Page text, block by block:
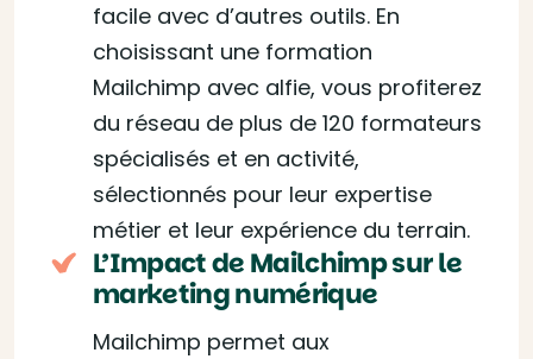
facile avec d’autres outils. En
choisissant une formation
Mailchimp avec alfie, vous profiterez
du réseau de plus de 120 formateurs
spécialisés et en activité,
sélectionnés pour leur expertise
métier et leur expérience du terrain.
L’Impact de Mailchimp sur le
marketing numérique
Mailchimp permet aux